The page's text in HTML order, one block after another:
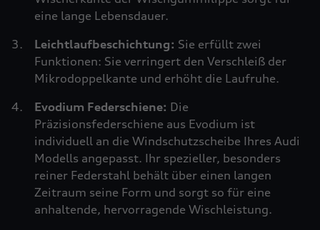
eine lange Lebensdauer.
Leichtlaufbeschichtung: Sie erfüllt zwei
Funktionen: Sie verringert den Verschleiß der
Mikrodoppelkante und erhöht die Laufruhe.
Evodium Federschiene: Die
Präzisionsfederschiene aus Evodium ist
individuell an die Windschutzscheibe Ihres Audi
Modells angepasst. Ihr spezieller, besonders
reiner Federstahl behält über einen langen
Zeitraum seine Form und sorgt so für eine
anhaltende, hervorragende Wischleistung.